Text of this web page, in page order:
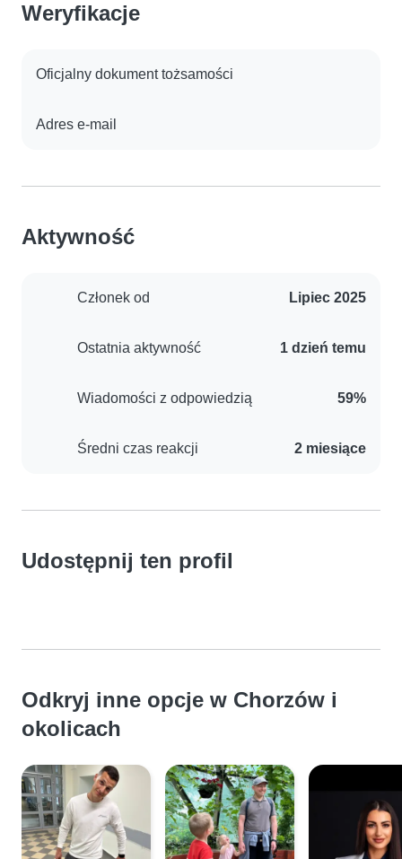
Weryfikacje
Oficjalny dokument tożsamości
Adres e-mail
Aktywność
Członek od Lipiec 2025
Ostatnia aktywność 1 dzień temu
Wiadomości z odpowiedzią 59%
Średni czas reakcji 2 miesiące
Udostępnij ten profil
Odkryj inne opcje w Chorzów i
okolicach